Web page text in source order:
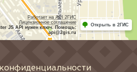
Работает на API 2ГИС
Лицензионное соглашение
JS API нужен ключ. Помощь:
api@2gis.ru
Открыть в 2ГИС